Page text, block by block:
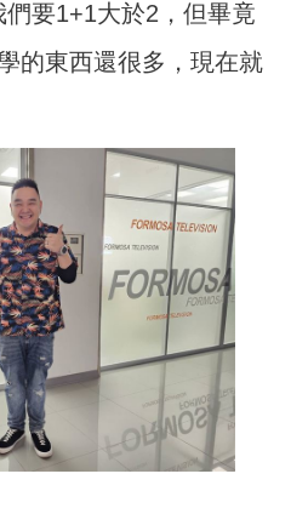
們要1+1大於2，但畢竟
的東西還很多，現在就